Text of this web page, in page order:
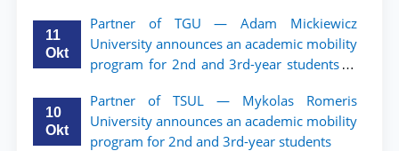
11
Okt
Partner of TGU — Adam Mickiewicz
University announces an academic mobility
program for 2nd and 3rd-year students of
10
Okt
Partner of TSUL — Mykolas Romeris
University announces an academic mobility
program for 2nd and 3rd-year students